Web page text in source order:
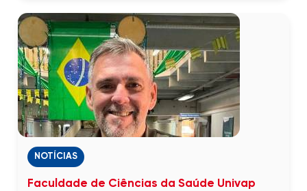
NOTÍCIAS
Faculdade de Ciências da Saúde Univap